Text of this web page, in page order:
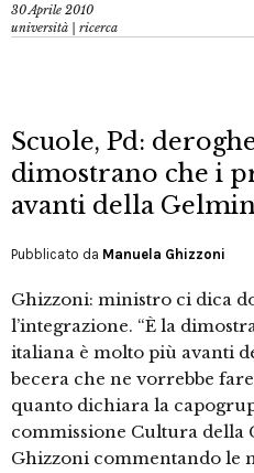
30 Aprile 2010
università | ricerca
Scuole, Pd:
dimostrano che i
avanti della
Pubblicato da Manuela Ghizzoni
Ghizzoni: ministro ci dica
l’integrazione. “È la
italiana è molto più avanti
becera che ne vorrebbe
quanto dichiara la
commissione Cultura della
Ghizzoni commentando le